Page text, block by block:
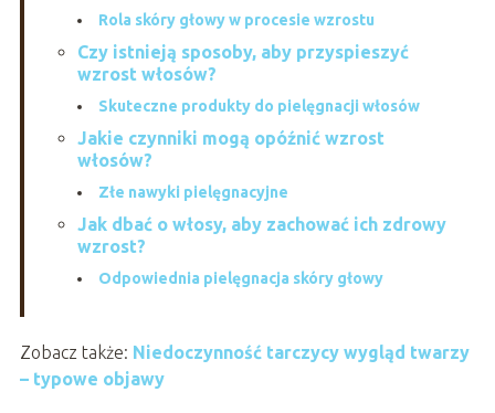
Rola skóry głowy w procesie wzrostu
Czy istnieją sposoby, aby przyspieszyć
wzrost włosów?
Skuteczne produkty do pielęgnacji włosów
Jakie czynniki mogą opóźnić wzrost
włosów?
Złe nawyki pielęgnacyjne
Jak dbać o włosy, aby zachować ich zdrowy
wzrost?
Odpowiednia pielęgnacja skóry głowy
Zobacz także: Niedoczynność tarczycy wygląd twarzy
– typowe objawy